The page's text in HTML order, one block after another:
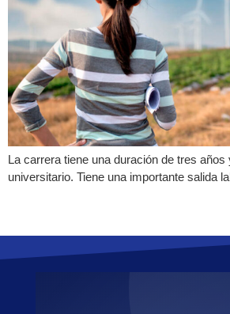
La carrera tiene una duración de tres años
universitario. Tiene una importante salida